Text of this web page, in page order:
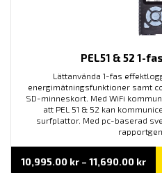
PEL51 & 52 1-
Lättanvända 1-fas
energimätningsfunktioner samt
SD-minneskort. Med WiFi
att PEL 51 & 52 kan
surfplattor. Med pc-baserad
10,995.00 kr – 11,690.00 kr